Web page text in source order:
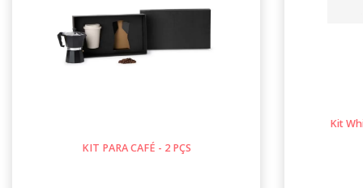
KIT PARA CAFÉ - 2 PÇS
Kit